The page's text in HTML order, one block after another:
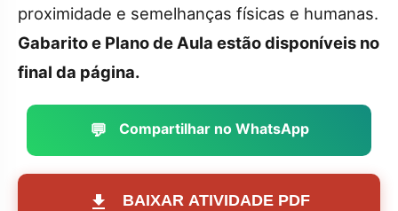
proximidade e semelhanças físicas e humanas.
Gabarito e Plano de Aula estão disponíveis no
final da página.
💬 Compartilhar no WhatsApp
BAIXAR ATIVIDADE PDF